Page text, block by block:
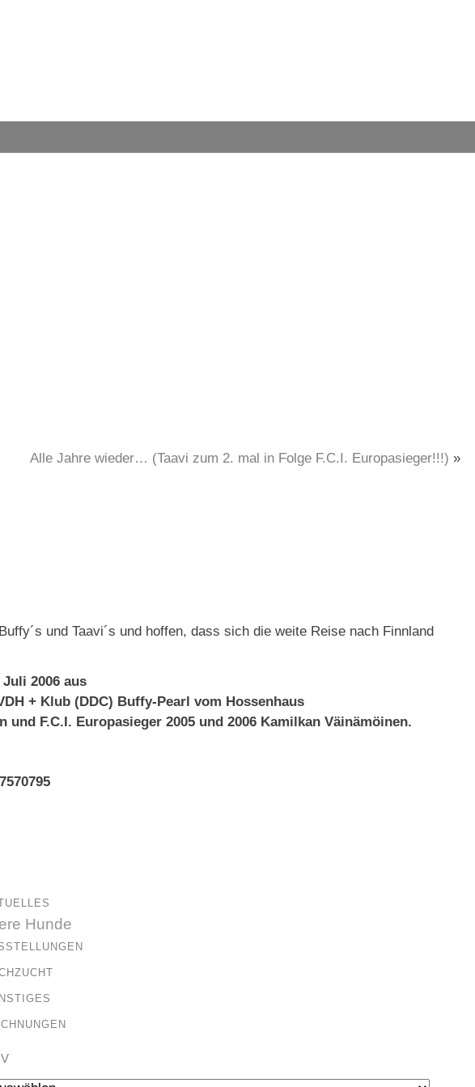
Alle Jahre wieder… (Taavi zum 2. mal in Folge F.C.I. Europasieger!!!) »
und Taavi´s und hoffen, dass sich die weite Reise nach Finnland
2006 aus
+ Klub (DDC) Buffy-Pearl vom Hossenhaus
F.C.I. Europasieger 2005 und 2006 Kamilkan Väinämöinen.
Hunde